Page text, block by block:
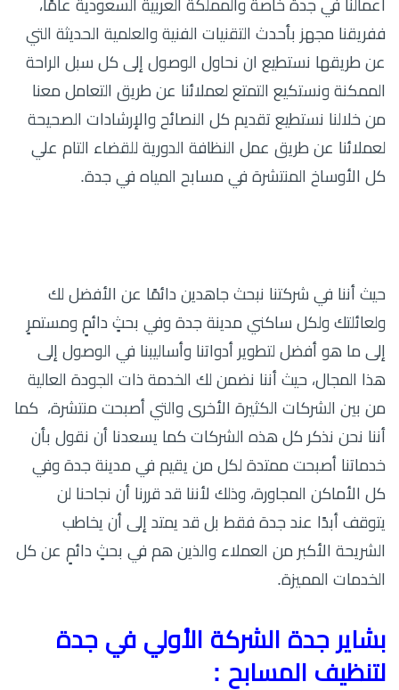
أعمالنا في جدة خاصة والمملكة العربية السعودية عامًا،
ففريقنا مجهز بأحدث التقنيات الفنية والعلمية الحديثة التي
عن طريقها نستطيع ان نحاول الوصول إلى كل سبل الراحة
الممكنة ونستكيع التمتع لعملائنا عن طريق التعامل معنا
من خلالنا نستطيع تقديم كل النصائح والإرشادات الصحيحة
لعملائنا عن طريق عمل النظافة الدورية للقضاء التام علي
كل الأوساخ المنتشرة في مسابح المياه في جدة.
حيث أننا في شركتنا نبحث جاهدين دائمًا عن الأفضل لك
ولعائلتك ولكل ساكني مدينة جدة وفي بحثٍ دائمٍ ومستمرٍ
إلى ما هو أفضل لتطوير أدواتنا وأساليبنا في الوصول إلى
هذا المجال، حيث أننا نضمن لك الخدمة ذات الجودة العالية
من بين الشركات الكثيرة الأخرى والتي أصبحت منتشرة، كما
أننا نحن نذكر كل هذه الشركات كما يسعدنا أن نقول بأن
خدماتنا أصبحت ممتدة لكل من يقيم في مدينة جدة وفي
كل الأماكن المجاورة، وذلك لأننا قد قررنا أن نجاحنا لن
يتوقف أبدًا عند جدة فقط بل قد يمتد إلى أن يخاطب
الشريحة الأكبر من العملاء والذين هم في بحثٍ دائمٍ عن كل
الخدمات المميزة.
بشاير جدة الشركة الأولي في جدة
لتنظيف المسابح :